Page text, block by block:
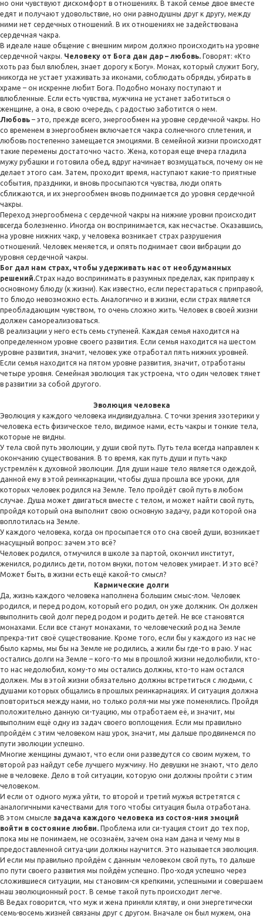
но они чувствуют дискомфорт в отношениях. В такой семье двое вместе
едят и получают удовольствие, но они равнодушны друг к другу, между
ними нет сердечных отношений. В их отношениях не задействована
сердечная чакра.
В идеале наше общение с внешним миром должно происходить на уровне
сердечной чакры. Человеку от Бога дан дар – любовь. Говорят: «Кто
хоть раз был влюблен, знает дорогу к Богу». Монах, который служит Богу,
никогда не устает ухаживать за иконами, соблюдать обряды, убирать в
храме – он искренне любит Бога. Подобно монаху поступают и
влюбленные. Если есть чувства, мужчина не устанет заботиться о
женщине, а она, в свою очередь, с радостью заботится о нем.
Любовь – это, прежде всего, энергообмен на уровне сердечной чакры. Но
со временем в энергообмен включается чакра солнечного сплетения, и
любовь постепенно замещается эмоциями. В семейной жизни происходят
такие перемены достаточно часто. Жена, которая еще вчера гладила
мужу рубашки и готовила обед, вдруг начинает возмущаться, почему он не
делает этого сам. Затем, проходит время, наступают какие-то приятные
события, праздники, и вновь просыпаются чувства, люди опять
сближаются, и их энергообмен вновь поднимается до уровня сердечной
чакры.
Переход энергообмена с сердечной чакры на нижние уровни происходит
всегда болезненно. Иногда он воспринимается, как несчастье. Оказавшись,
на уровне нижних чакр, у человека возникает страх разрушения
отношений. Человек меняется, и опять поднимает свои вибрации до
уровня сердечной чакры.
Бог дал нам страх, чтобы удерживать нас от необдуманных
решений.Страх надо воспринимать в разумных пределах, как приправу к
основному блюду (к жизни). Как известно, если перестараться с приправой,
то блюдо невозможно есть. Аналогично и в жизни, если страх является
преобладающим чувством, то очень сложно жить. Человек в своей жизни
должен самореализоваться.
В реализации у него есть семь ступеней. Каждая семья находится на
определенном уровне своего развития. Если семья находится на шестом
уровне развития, значит, человек уже отработал пять нижних уровней.
Если семья находится на пятом уровне развития, значит, отработаны
четыре уровня. Семейная эволюция так устроена, что один человек тянет
в развитии за собой другого.
Эволюция человека
Эволюция у каждого человека индивидуальна. С точки зрения эзотерики у
человека есть физическое тело, видимое нами, есть чакры и тонкие тела,
которые не видны.
У тела свой путь эволюции, у души свой путь. Путь тела всегда направлен к
окончанию существования. В то время, как путь души и путь чакр
устремлён к духовной эволюции. Для души наше тело является одеждой,
данной ему в этой реинкарнации, чтобы душа прошла все уроки, для
которых человек родился на Земле. Тело пройдёт свой путь в любом
случае. Душа может двигаться вместе с телом, и может найти свой путь,
пройдя который она выполнит свою основную задачу, ради которой она
воплотилась на Земле.
У каждого человека, когда он просыпается ото сна своей души, возникает
насущный вопрос: зачем это всё?
Человек родился, отмучился в школе за партой, окончил институт,
женился, родились дети, потом внуки, потом человек умирает. И это всё?
Может быть, в жизни есть ещё какой-то смысл?
Кармические долги
Да, жизнь каждого человека наполнена большим смыс-лом. Человек
родился, и перед родом, который его родил, он уже должник. Он должен
выполнить свой долг перед родом и родить детей. Не все становятся
монахами. Если все станут монахами, то человеческий род на Земле
прекра-тит своё существование. Кроме того, если бы у каждого из нас не
было кармы, мы бы на Земле не родились, а жили бы где-то в раю. У нас
остались долги на Земле – кого-то мы в прошлой жизни недолюбили, кто-
то нас недолюбил, кому-то мы остались должны, кто-то нам остался
должен. Мы в этой жизни обязательно должны встретиться с людьми, с
душами которых общались в прошлых реинкарнациях. И ситуация должна
повториться между нами, но только роля-ми мы уже поменялись. Пройдя
положительно данную си-туацию, мы отработаем её, и значит, мы
выполним ещё одну из задач своего воплощения. Если мы правильно
пройдём с этим человеком наш урок, значит, мы дальше продвинемся по
пути эволюции успешно.
Многие женщины думают, что если они разведутся со своим мужем, то
второй раз найдут себе лучшего мужчину. Но девушки не знают, что дело
не в человеке. Дело в той ситуации, которую они должны пройти с этим
человеком.
И если от одного мужа уйти, то второй и третий мужья встретятся с
аналогичными качествами для того чтобы ситуация была отработана.
В этом смысле задача каждого человека из состоя-ния эмоций
войти в состояние любви. Проблема или си-туация стоит до тех пор,
пока мы не понимаем, не осознаём, зачем она нам дана и чему мы в
предоставленной ситуа-ции должны научится. Это называется эволюция.
И если мы правильно пройдём с данным человеком свой путь, то дальше
по пути своего развития мы пойдём успешно. Про-ходя успешно через
сложившиеся ситуации, мы становим-ся крепкими, успешными и совершаем
наш эволюционный рост. В семье такой путь происходит легче.
В Ведах говорится, что муж и жена приняли клятву, и они энергетически
семь-восемь жизней связаны друг с другом. Вначале он был мужем, она